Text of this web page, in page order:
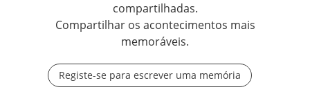
compartilhadas.
Compartilhar os acontecimentos mais
memoráveis.
Registe-se para escrever uma memória